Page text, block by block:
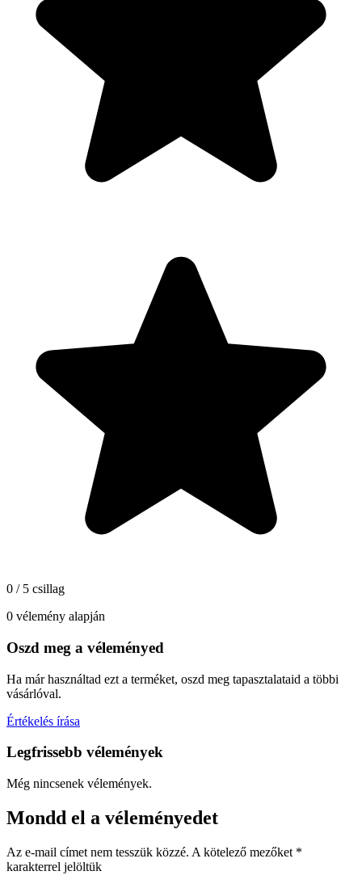
0 / 5 csillag
0 vélemény alapján
Oszd meg a véleményed
Ha már használtad ezt a terméket, oszd meg tapasztalataid a többi
vásárlóval.
Értékelés írása
Legfrissebb vélemények
Még nincsenek vélemények.
Mondd el a véleményedet
Az e-mail címet nem tesszük közzé. A kötelező mezőket *
karakterrel jelöltük